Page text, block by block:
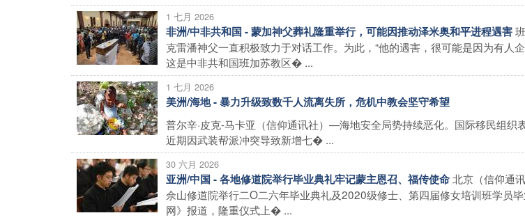
1 七月 2026
非洲/中非共和国 - 蒙加神父葬礼隆重举行，可能因推动泽米奥和平进程遇害
克雷潘神父一直积极致力于对话工作。为此，“他的遇害，很可能是因为有人企
这是中非共和国班加苏教区� ...
1 七月 2026
美洲/海地 - 暴力升级致数千人流离失所，危机中教会坚守希望
普尔辛·皮克-马卡亚（信仰通讯社）—海地安全局势持续恶化。国际移民组织
近期因武装帮派冲突导致新增七� ...
30 六月 2026
亚洲/中国 - 各地修道院举行毕业典礼牢记蒙主恩召、福传使命北京（信仰通
佘山修道院举行二O二六年毕业典礼及2020级修士、第四届修女培训班学员
网》报道，隆重仪式上� ...